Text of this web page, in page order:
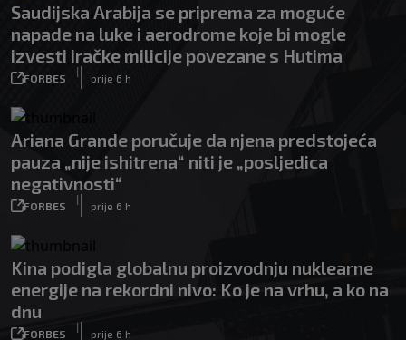
Saudijska Arabija se priprema za moguće
napade na luke i aerodrome koje bi mogle
izvesti iračke milicije povezane s Hutima
FORBES
|
prije 6 h
Ariana Grande poručuje da njena predstojeća
pauza „nije ishitrena“ niti je „posljedica
negativnosti“
FORBES
|
prije 6 h
Kina podigla globalnu proizvodnju nuklearne
energije na rekordni nivo: Ko je na vrhu, a ko na
dnu
FORBES
|
prije 6 h